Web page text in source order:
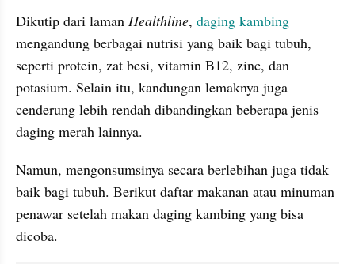
Dikutip dari laman Healthline, daging kambing
mengandung berbagai nutrisi yang baik bagi tubuh,
seperti protein, zat besi, vitamin B12, zinc, dan
potasium. Selain itu, kandungan lemaknya juga
cenderung lebih rendah dibandingkan beberapa jenis
daging merah lainnya.
Namun, mengonsumsinya secara berlebihan juga tidak
baik bagi tubuh. Berikut daftar makanan atau minuman
penawar setelah makan daging kambing yang bisa
dicoba.